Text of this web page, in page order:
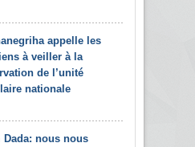
appelle les
à veiller à la
de l’unité
nationale
Dada: nous nous